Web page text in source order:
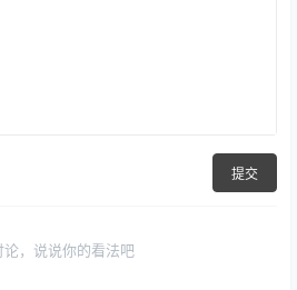
提交
论，说说你的看法吧